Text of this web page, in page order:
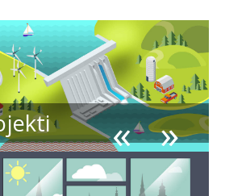
kadastrs « »